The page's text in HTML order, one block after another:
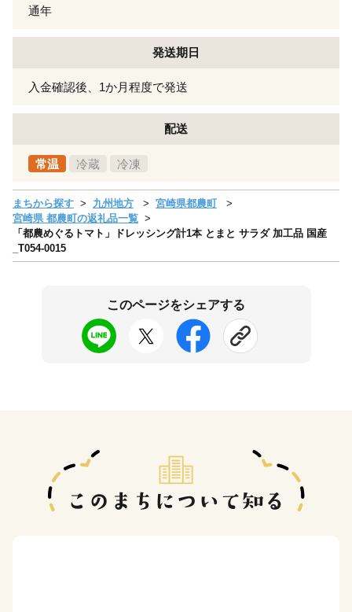
通年
発送期日
入金確認後、1か月程度で発送
配送
常温 冷蔵 冷凍
まちから探す 九州地方
宮崎県都農町
宮崎県 都農町の返礼品一覧
「都農めぐるトマト」ドレッシング計1本 とまと サラダ 加工品 国産
_T054-0015
このページをシェアする